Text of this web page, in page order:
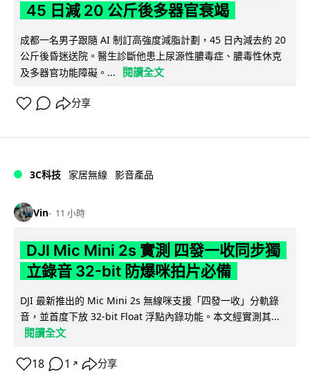
45 日減 20 公斤後多器官衰竭
成都一名男子跟隨 AI 制訂高強度減脂計劃，45 日內減去約 20
公斤後昏迷送院。醫生診斷他患上尿源性膿毒症、膿毒性休克
及多器官功能障礙。...
閱讀全文
分享
3C科技 家居無線 影音產品
Vin 11 小時
DJI Mic Mini 2s 實測 四發一收同步獨
立錄音 32-bit 防爆咪拍片必備
DJI 最新推出的 Mic Mini 2s 無線咪支援「四發一收」分軌錄
音，並首度下放 32-bit Float 浮點內錄功能。本文經實測其...
閱讀全文
18 1 ↗ 分享